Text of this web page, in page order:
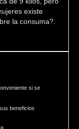
existe
la consuma?.
si se
beneficios